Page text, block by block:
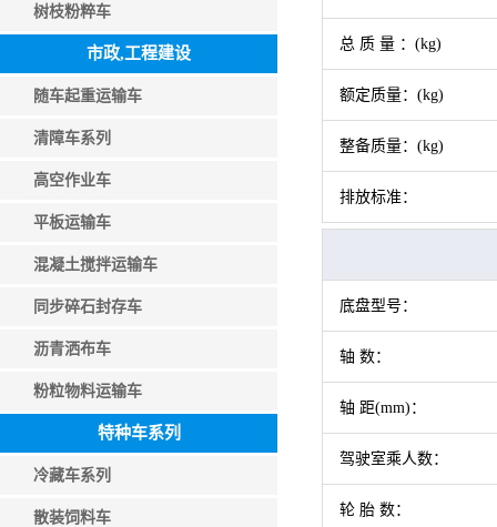
树枝粉粹车
市政,工程建设
随车起重运输车
清障车系列
高空作业车
平板运输车
混凝土搅拌运输车
同步碎石封存车
沥青洒布车
粉粒物料运输车
特种车系列
冷藏车系列
散装饲料车
总 质 量 ：(kg)
额定质量：(kg)
整备质量：(kg)
排放标准：
底盘型号：
轴 数：
轴 距(mm)：
驾驶室乘人数：
轮 胎 数：